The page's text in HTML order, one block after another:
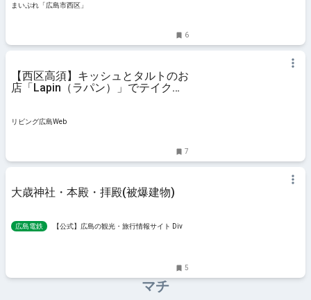
まいぷれ「広島市西区」
6
【西区高須】キッシュとタルトのお
店「Lapin（ラパン）」でテイクア
リビング広島Web
7
大歳神社・本殿・拝殿(被爆建物)
広島電鉄
【公式】広島の観光・旅行情報サイト Dive!
5
マチ